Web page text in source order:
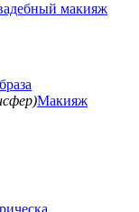
макияж
Макияж